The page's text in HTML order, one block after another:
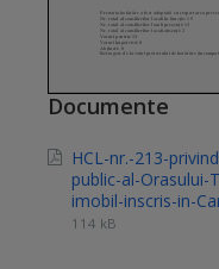
Documente
HCL-nr.-213-
public-al-Orasului-
imobil-inscris-in-
114 kB